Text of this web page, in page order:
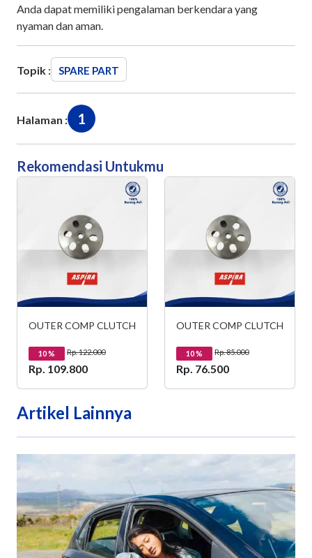
Anda dapat memiliki pengalaman berkendara yang
nyaman dan aman.
Topik : SPARE PART
Halaman : 1
Rekomendasi Untukmu
OUTER COMP CLUTCH
10% Rp. 122.000
Rp. 109.800
OUTER COMP CLUTCH
10% Rp. 85.000
Rp. 76.500
Artikel Lainnya